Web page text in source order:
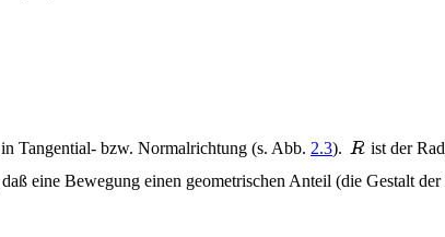
Tangential- bzw. Normalrichtung (s. Abb. 2.3). ist der
eine Bewegung einen geometrischen Anteil (die Gestalt